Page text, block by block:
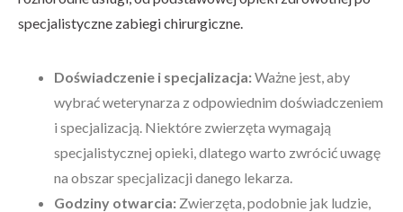
specjalistyczne zabiegi chirurgiczne.
Doświadczenie i specjalizacja:Ważne jest, aby
wybrać weterynarza z odpowiednim doświadczeniem
i specjalizacją. Niektóre zwierzęta wymagają
specjalistycznej opieki, dlatego warto zwrócić uwagę
na obszar specjalizacji danego lekarza.
Godziny otwarcia: Zwierzęta, podobnie jak ludzie,